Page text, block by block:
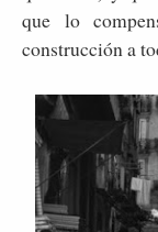
que lo
construcción a